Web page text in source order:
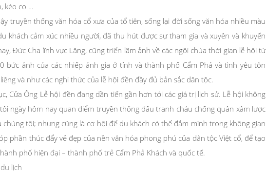
kéo co …
truyền thống văn hóa cổ xưa của tổ tiên, sống lại đời sống văn hóa nhiều màu
khách cảm xúc nhiều người, đã thu hút được sự tham gia và xuyên và khuyến
Đức Cha lĩnh vực Lăng, cũng triển lãm ảnh về các ngôi chùa thời gian lễ hội từ
bức ảnh của các nhiếp ảnh gia ở tỉnh và thành phố Cẩm Phả và tình yêu tôn
và như các nghi thức của lễ hội đền đầy đủ bản sắc dân tộc.
Cửa Ông Lễ hội đền đang dần tiến gần hơn tới các giá trị lịch sử. Lễ hội không
ngày hôm nay quan điểm truyền thống đấu tranh cháu chống quân xâm lược
chúng tôi; nhưng cũng là cơ hội để du khách có thể đắm mình trong không gian
phần thúc đẩy vẻ đẹp của nền văn hóa phong phú của dân tộc Việt cổ, để tạo
phố hiện đại – thành phố trẻ Cẩm Phả Khách và quốc tế.
lịch